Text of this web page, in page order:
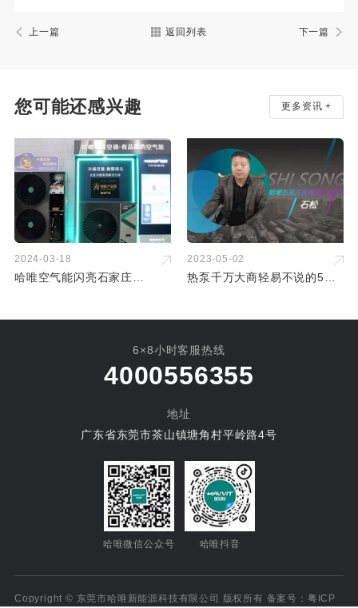
上一篇 返回列表 下一篇
您可能还感兴趣 更多资讯 +
2024-03-18
哈唯空气能闪亮石家庄
膺创新产品奖
2023-05-02
热泵千万大商轻易不说的5个
家创富专访
6×8小时客服热线
4000556355
地址
广东省东莞市茶山镇塘角村平岭路4号
哈唯微信公众号 哈唯抖音
Copyright © 东莞市哈唯新能源科技有限公司 版权所有 备案号： 粤ICP